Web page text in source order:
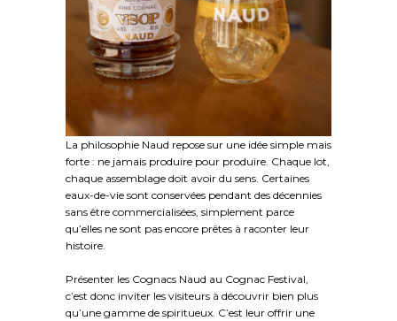
La philosophie Naud repose sur une idée simple mais
forte : ne jamais produire pour produire. Chaque lot,
chaque assemblage doit avoir du sens. Certaines
eaux-de-vie sont conservées pendant des décennies
sans être commercialisées, simplement parce
qu’elles ne sont pas encore prêtes à raconter leur
histoire.
Présenter les Cognacs Naud au Cognac Festival,
c’est donc inviter les visiteurs à découvrir bien plus
qu’une gamme de spiritueux. C’est leur offrir une